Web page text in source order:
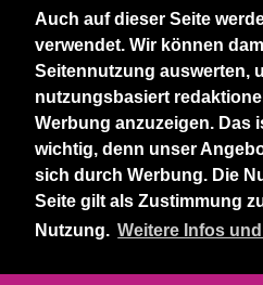
Auch auf dieser Seite
verwendet. Wir können
Seitennutzung auswerten,
nutzungsbasiert
Werbung anzuzeigen. Das
wichtig, denn unser
sich durch Werbung. Die
Seite gilt als Zustimmung
Nutzung. Weitere Infos
Datenschutzerklärung AGB
Nehmen Sie Kontakt mit
Unsere
BlackAndBeauties